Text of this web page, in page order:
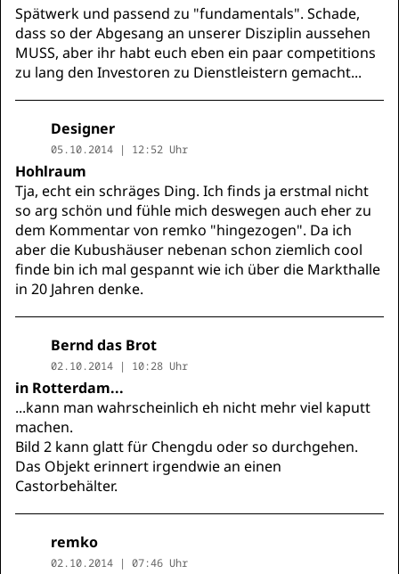
Spätwerk und passend zu "fundamentals". Schade,
dass so der Abgesang an unserer Disziplin aussehen
MUSS, aber ihr habt euch eben ein paar competitions
zu lang den Investoren zu Dienstleistern gemacht...
Designer
05.10.2014 | 12:52 Uhr
Hohlraum
Tja, echt ein schräges Ding. Ich finds ja erstmal nicht
so arg schön und fühle mich deswegen auch eher zu
dem Kommentar von remko "hingezogen". Da ich
aber die Kubushäuser nebenan schon ziemlich cool
finde bin ich mal gespannt wie ich über die Markthalle
in 20 Jahren denke.
Bernd das Brot
02.10.2014 | 10:28 Uhr
in Rotterdam...
...kann man wahrscheinlich eh nicht mehr viel kaputt
machen.
Bild 2 kann glatt für Chengdu oder so durchgehen.
Das Objekt erinnert irgendwie an einen
Castorbehälter.
remko
02.10.2014 | 07:46 Uhr